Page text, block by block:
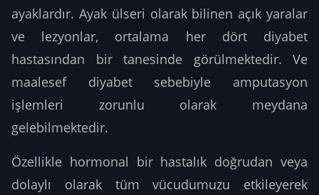
ayaklardır. Ayak ülseri olarak bilinen açık yaralar
ve lezyonlar, ortalama her dört diyabet
hastasından bir tanesinde görülmektedir. Ve
maalesef diyabet sebebiyle amputasyon
işlemleri zorunlu olarak meydana
gelebilmektedir.
Özellikle hormonal bir hastalık doğrudan veya
dolaylı olarak tüm vücudumuzu etkileyerek